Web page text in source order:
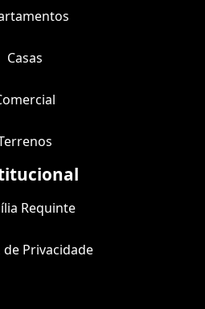
Casas
Requinte
de Privacidade